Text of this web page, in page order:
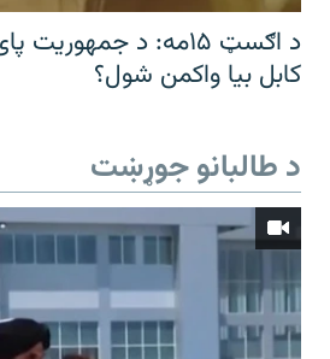
د اګسټ ۱۵مه: د
کابل بیا واکمن شول؟
د طالبانو جوړښت